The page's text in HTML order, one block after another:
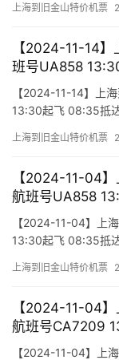
(Flight) (class)
上海到旧金山特价机票
【2024-11-14
班号UA858
【2024-11-14】上
13:30起飞 08:35抵
(class) (Departure
上海到旧金山特价机票
【2024-11-04
航班号UA858
【2024-11-04】上
13:30起飞 08:35抵
(class) (Departure
上海到旧金山特价机票
【2024-11-04
航班号CA7209
【2024-11-04】上